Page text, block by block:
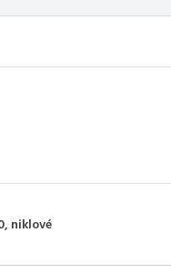
niklové